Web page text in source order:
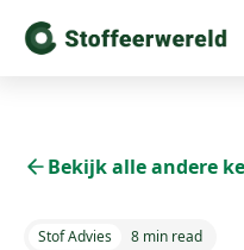
Bekijk alle andere
Stof Advies 8 min read